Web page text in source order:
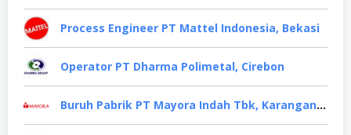
Process Engineer PT Mattel Indonesia, Bekasi
Operator PT Dharma Polimetal, Cirebon
Buruh Pabrik PT Mayora Indah Tbk, Karanganyar